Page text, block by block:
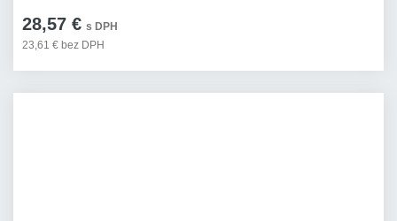
28,57 € s DPH
23,61 € bez DPH